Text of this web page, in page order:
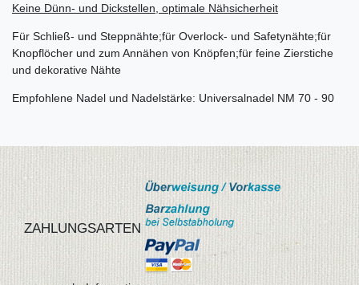
Keine Dünn- und Dickstellen, optimale Nähsicherheit
Für Schließ- und Steppnähte;für Overlock- und Safetynähte;für
Knopflöcher und zum Annähen von Knöpfen;für feine Zierstiche
und dekorative Nähte
Empfohlene Nadel und Nadelstärke: Universalnadel NM 70 - 90
ZAHLUNGSARTEN